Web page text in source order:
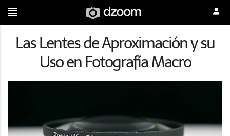
Las Lentes de Aproximación y su
Uso en Fotografía Macro